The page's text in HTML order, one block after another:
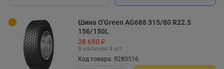
Шина O'Green AG688 315/80 R22.5
156/150L
28 650 ₽
В наличии 4 шт.
Код товара: R280516